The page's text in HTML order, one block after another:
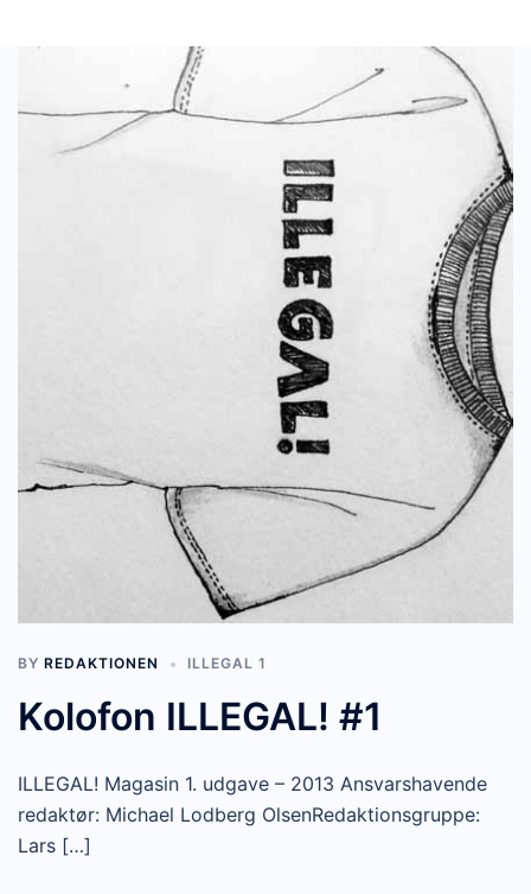
BY REDAKTIONEN ILLEGAL 1
Kolofon ILLEGAL! #1
ILLEGAL! Magasin 1. udgave – 2013 Ansvarshavende
redaktør: Michael Lodberg OlsenRedaktionsgruppe:
Lars […]